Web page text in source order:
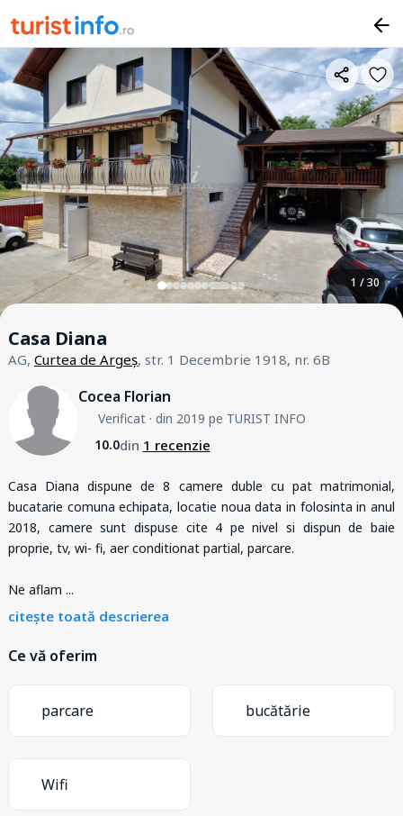
1 / 30
Casa Diana
AG, Curtea de Argeș, str. 1 Decembrie 1918, nr. 6B
Cocea Florian
Verificat· din 2019 pe TURIST INFO
10.0din 1 recenzie
Casa Diana dispune de 8 camere duble cu pat matrimonial,
bucatarie comuna echipata, locatie noua data in folosinta in anul
2018, camere sunt dispuse cite 4 pe nivel si dispun de baie
proprie, tv, wi- fi, aer conditionat partial, parcare.
Ne aflam ...
citește toată descrierea
Ce vă oferim
parcare bucătărie
Wifi